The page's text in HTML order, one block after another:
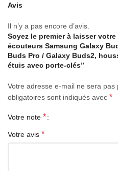
Avis
Il n’y a pas encore d’avis.
Soyez le premier à laisser
écouteurs Samsung Galaxy
Buds Pro / Galaxy Buds2,
étuis avec porte-clés”
Votre adresse e-mail ne sera pas
obligatoires sont indiqués avec *
Votre note *
Votre avis *